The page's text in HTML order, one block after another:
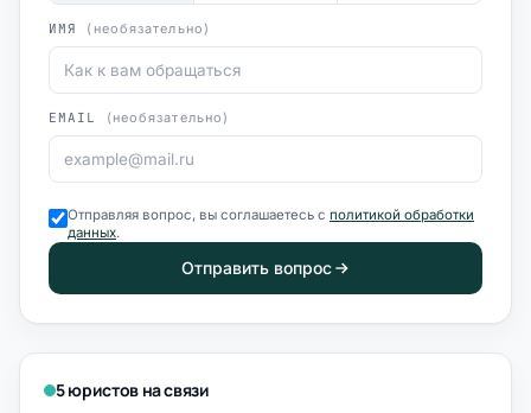
ИМЯ (необязательно)
EMAIL (необязательно)
Отправляя вопрос, вы соглашаетесь с политикой обработки
данных.
Отправить вопрос
5 юристов на связи